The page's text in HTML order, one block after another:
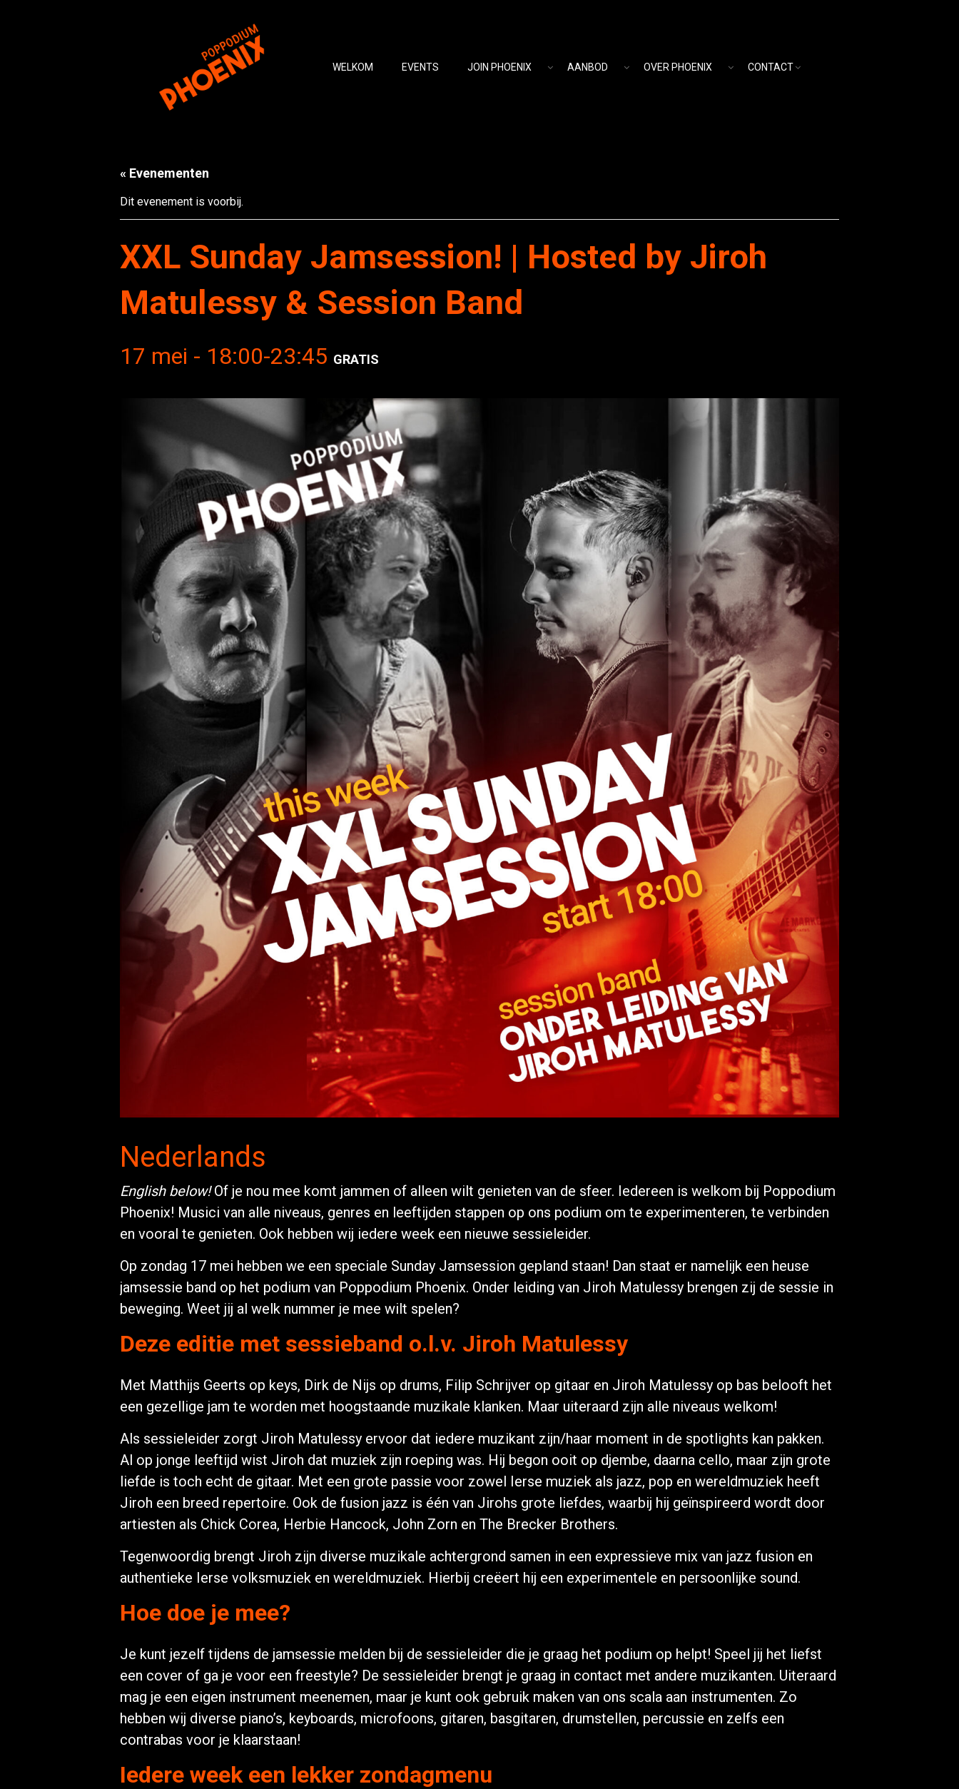
WELKOM EVENTS JOIN PHOENIX AANBOD OVER PHOENIX CONTACT
« Evenementen
Dit evenement is voorbij.
XXL Sunday Jamsession! | Hosted by Jiroh
Matulessy & Session Band
17 mei - 18:00-23:45 GRATIS
Nederlands
English below!Of je nou mee komt jammen of alleen wilt genieten van de sfeer. Iedereen is welkom bij Poppodium
Phoenix! Musici van alle niveaus, genres en leeftijden stappen op ons podium om te experimenteren, te verbinden
en vooral te genieten. Ook hebben wij iedere week een nieuwe sessieleider.
Op zondag 17 mei hebben we een speciale Sunday Jamsession gepland staan! Dan staat er namelijk een heuse
jamsessie band op het podium van Poppodium Phoenix. Onder leiding van Jiroh Matulessy brengen zij de sessie in
beweging. Weet jij al welk nummer je mee wilt spelen?
Deze editie met sessieband o.l.v. Jiroh Matulessy
Met Matthijs Geerts op keys, Dirk de Nijs op drums, Filip Schrijver op gitaar en Jiroh Matulessy op bas belooft het
een gezellige jam te worden met hoogstaande muzikale klanken. Maar uiteraard zijn alle niveaus welkom!
Als sessieleider zorgt Jiroh Matulessy ervoor dat iedere muzikant zijn/haar moment in de spotlights kan pakken.
Al op jonge leeftijd wist Jiroh dat muziek zijn roeping was. Hij begon ooit op djembe, daarna cello, maar zijn grote
liefde is toch echt de gitaar. Met een grote passie voor zowel Ierse muziek als jazz, pop en wereldmuziek heeft
Jiroh een breed repertoire. Ook de fusion jazz is één van Jirohs grote liefdes, waarbij hij geïnspireerd wordt door
artiesten als Chick Corea, Herbie Hancock, John Zorn en The Brecker Brothers.
Tegenwoordig brengt Jiroh zijn diverse muzikale achtergrond samen in een expressieve mix van jazz fusion en
authentieke Ierse volksmuziek en wereldmuziek. Hierbij creëert hij een experimentele en persoonlijke sound.
Hoe doe je mee?
Je kunt jezelf tijdens de jamsessie melden bij de sessieleider die je graag het podium op helpt! Speel jij het liefst
een cover of ga je voor een freestyle? De sessieleider brengt je graag in contact met andere muzikanten. Uiteraard
mag je een eigen instrument meenemen, maar je kunt ook gebruik maken van ons scala aan instrumenten. Zo
hebben wij diverse piano’s, keyboards, microfoons, gitaren, basgitaren, drumstellen, percussie en zelfs een
contrabas voor je klaarstaan!
Iedere week een lekker zondagmenu